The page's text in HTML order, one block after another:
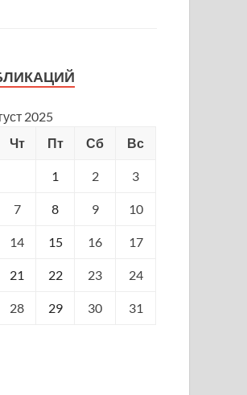
2025
Чт Пт Сб Вс
1 2 3
7 8 9 10
14 15 16 17
21 22 23 24
28 29 30 31